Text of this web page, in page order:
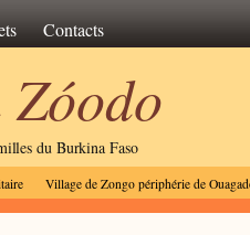
Contacts
du Burkina Faso
Village de Zongo périphérie de